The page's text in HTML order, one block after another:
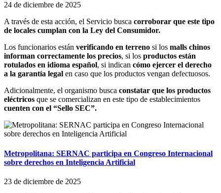
24 de diciembre de 2025
A través de esta acción, el Servicio busca corroborar que este tipo
de locales cumplan con la Ley del Consumidor.
Los funcionarios están verificando en terreno si los malls chinos
informan correctamente los precios, si los productos están
rotulados en idioma español, si indican cómo ejercer el derecho
a la garantía legal en caso que los productos vengan defectuosos.
Adicionalmente, el organismo busca constatar que los productos
eléctricos que se comercializan en este tipo de establecimientos
cuenten con el “Sello SEC”.
Metropolitana: SERNAC participa en Congreso Internacional
sobre derechos en Inteligencia Artificial
23 de diciembre de 2025